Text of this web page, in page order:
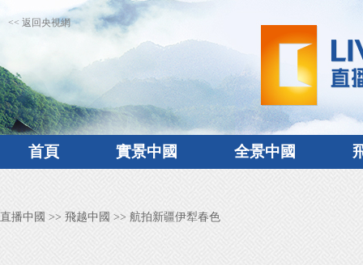
<< 返回央視網
首頁 實景中國 全景中國
直播中國 >> 飛越中國 >> 航拍新疆伊犁春色